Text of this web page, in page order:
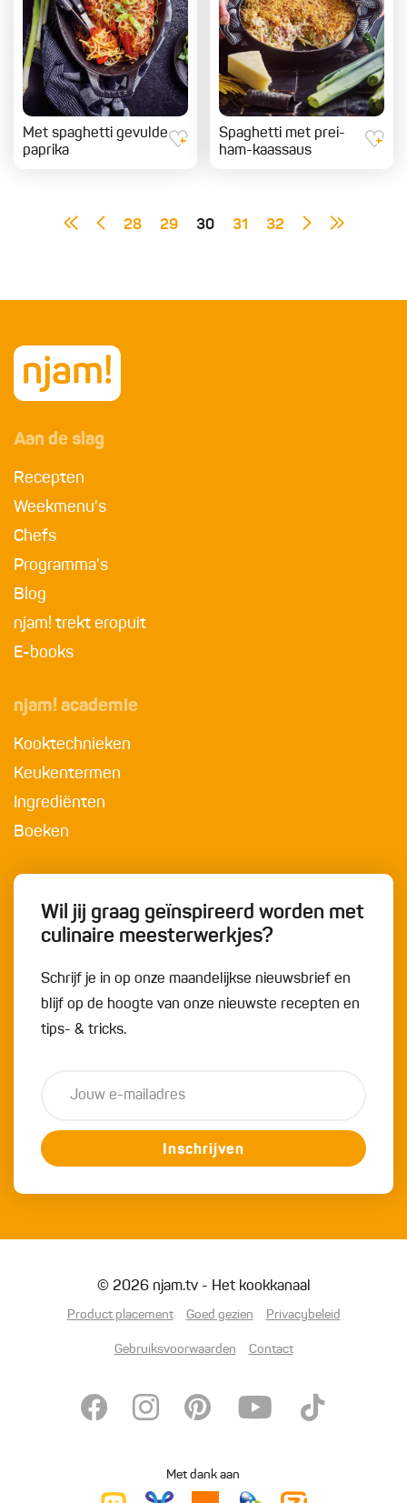
Met spaghetti gevulde
paprika
Spaghetti met prei-
ham-kaassaus
28 29 30 31 32
Aan de slag
Recepten
Weekmenu's
Chefs
Programma's
Blog
njam! trekt eropuit
E-books
njam! academie
Kooktechnieken
Keukentermen
Ingrediënten
Boeken
Wil jij graag geïnspireerd worden met
culinaire meesterwerkjes?
Schrijf je in op onze maandelijkse nieuwsbrief en
blijf op de hoogte van onze nieuwste recepten en
tips- & tricks.
Inschrijven
© 2026 njam.tv - Het kookkanaal
Product placement Goed gezien Privacybeleid
Gebruiksvoorwaarden Contact
Met dank aan